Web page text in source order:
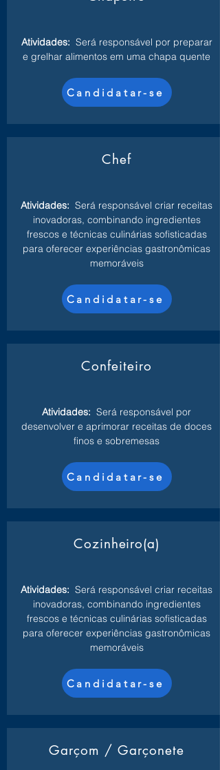
Atividades: Será responsável por preparar
e grelhar alimentos em uma chapa quente
Candidatar-se
Chef
Atividades: Será responsável criar receitas
inovadoras, combinando ingredientes
frescos e técnicas culinárias sofisticadas
para oferecer experiências gastronômicas
memoráveis
Candidatar-se
Confeiteiro
Atividades: Será responsável por
desenvolver e aprimorar receitas de doces
finos e sobremesas
Candidatar-se
Cozinheiro(a)
Atividades: Será responsável criar receitas
inovadoras, combinando ingredientes
frescos e técnicas culinárias sofisticadas
para oferecer experiências gastronômicas
memoráveis
Candidatar-se
Garçom / Garçonete